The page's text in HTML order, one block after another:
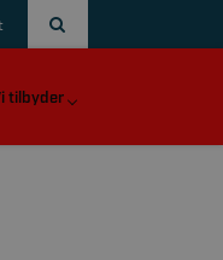
tilbyder